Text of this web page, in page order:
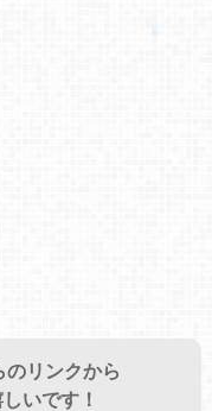
リンクから
いです！